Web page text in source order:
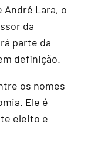
André Lara, o
da
parte da
definição.
os nomes
Ele é
eleito e